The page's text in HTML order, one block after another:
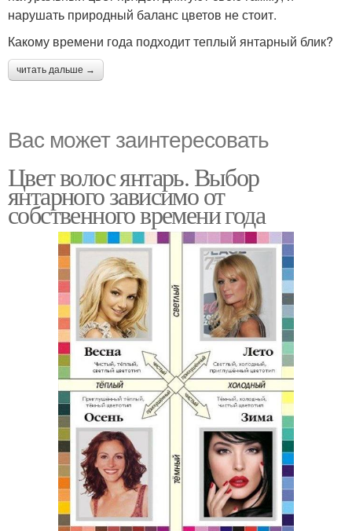
нарушать природный баланс цветов не стоит.
Какому времени года подходит теплый янтарный блик?
читать дальше →
Вас может заинтересовать
Цвет волос янтарь. Выбор
янтарного зависимо от
собственного времени года